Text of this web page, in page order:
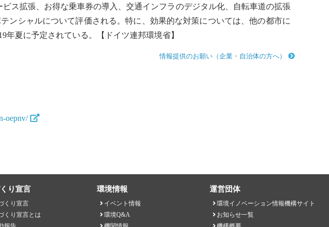
ス拡張、お得な乗車券の導入、交通インフラのデジタル化、自転車道の拡張
ンシャルについて評価される。特に、効果的な対策については、他の都市に
夏に予定されている。【ドイツ連邦環境省】
情報提供のお願い（企業・自治体の方へ）
oepnv/
り宣言
くり宣言
くり宣言とは
環境情報
イベント情報
環境Q&A
運営団体
環境イノベーション情報機構サイト
お知らせ一覧